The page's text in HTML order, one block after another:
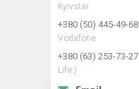
Kyivstar
+380 (50) 445-49-68
Vodafone
+380 (63) 253-73-27
Life:)